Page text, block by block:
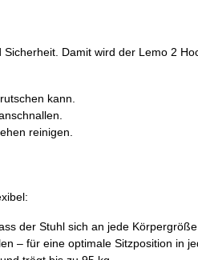
Damit wird der Lemo 2
kann.
reinigen.
der Stuhl sich an jede Körpergröße
– für eine optimale Sitzposition in